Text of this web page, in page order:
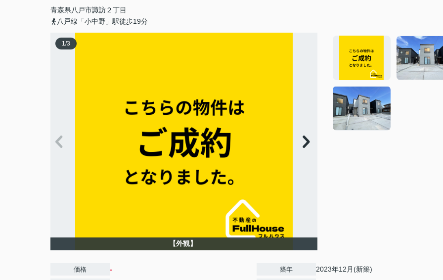
青森県八戸市諏訪２丁目
八戸線「小中野」駅徒歩19分
1/3
【外観】
価格 - 築年 2023年12月(新築)